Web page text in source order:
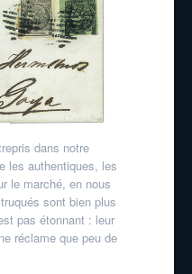
dans notre
les authentiques, les
le marché, en nous
sont bien plus
pas étonnant : leur
réclame que peu de